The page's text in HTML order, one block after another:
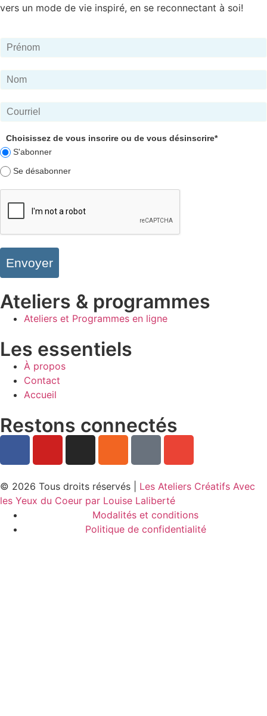
vers un mode de vie inspiré, en se reconnectant à soi!
Choisissez de vous inscrire ou de vous désinscrire*
S'abonner
Se désabonner
Envoyer
Ateliers & programmes
Ateliers et Programmes en ligne
Les essentiels
À propos
Contact
Accueil
Restons connectés
© 2026 Tous droits réservés | Les Ateliers Créatifs Avec
les Yeux du Coeur par Louise Laliberté
Modalités et conditions
Politique de confidentialité